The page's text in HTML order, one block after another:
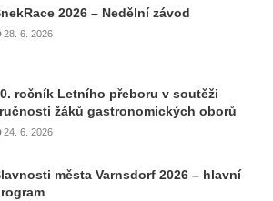
2026 – Nedělní závod
28. 6. 2026
ročník Letního přeboru v soutěži
žáků gastronomických oborů
24. 6. 2026
města Varnsdorf 2026 – hlavní